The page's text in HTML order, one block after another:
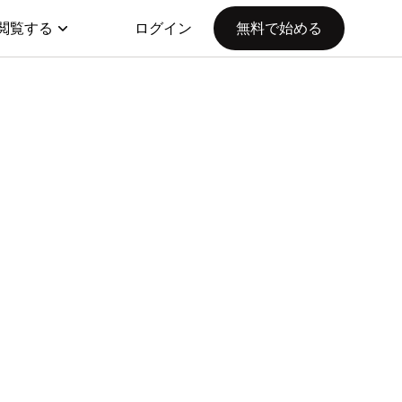
覧する ログイン 無料で始める